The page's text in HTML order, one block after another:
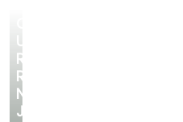
UM
RECANTO
REFRESCANTE
NO
JARDIM